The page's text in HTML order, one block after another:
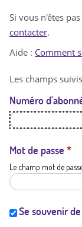
Si vous n'êtes
contacter.
Aide : Comment
Les champs
Numéro
Mot de passe *
Le champ mot de
Se souvenir